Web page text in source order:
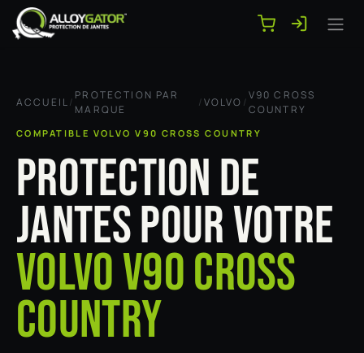
Se rendre au contenu
ACCUEIL/
PROTECTION PAR
MARQUE
/VOLVO /
V90 CROSS
COUNTRY
COMPATIBLE VOLVO V90 CROSS COUNTRY
PROTECTION DE
JANTES POUR VOTRE
VOLVO V90 CROSS
COUNTRY